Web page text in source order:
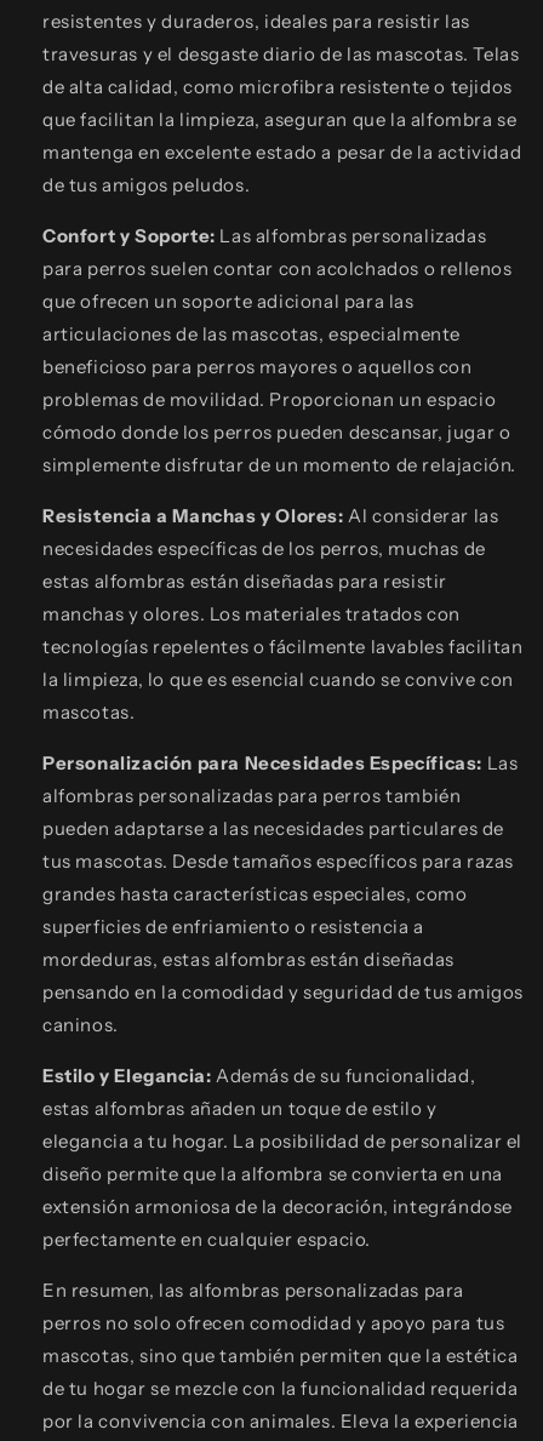
resistentes y duraderos, ideales para resistir las
travesuras y el desgaste diario de las mascotas. Telas
de alta calidad, como microfibra resistente o tejidos
que facilitan la limpieza, aseguran que la alfombra se
mantenga en excelente estado a pesar de la actividad
de tus amigos peludos.
Confort y Soporte: Las alfombras personalizadas
para perros suelen contar con acolchados o rellenos
que ofrecen un soporte adicional para las
articulaciones de las mascotas, especialmente
beneficioso para perros mayores o aquellos con
problemas de movilidad. Proporcionan un espacio
cómodo donde los perros pueden descansar, jugar o
simplemente disfrutar de un momento de relajación.
Resistencia a Manchas y Olores: Al considerar las
necesidades específicas de los perros, muchas de
estas alfombras están diseñadas para resistir
manchas y olores. Los materiales tratados con
tecnologías repelentes o fácilmente lavables facilitan
la limpieza, lo que es esencial cuando se convive con
mascotas.
Personalización para Necesidades Específicas: Las
alfombras personalizadas para perros también
pueden adaptarse a las necesidades particulares de
tus mascotas. Desde tamaños específicos para razas
grandes hasta características especiales, como
superficies de enfriamiento o resistencia a
mordeduras, estas alfombras están diseñadas
pensando en la comodidad y seguridad de tus amigos
caninos.
Estilo y Elegancia: Además de su funcionalidad,
estas alfombras añaden un toque de estilo y
elegancia a tu hogar. La posibilidad de personalizar el
diseño permite que la alfombra se convierta en una
extensión armoniosa de la decoración, integrándose
perfectamente en cualquier espacio.
En resumen, las alfombras personalizadas para
perros no solo ofrecen comodidad y apoyo para tus
mascotas, sino que también permiten que la estética
de tu hogar se mezcle con la funcionalidad requerida
por la convivencia con animales. Eleva la experiencia